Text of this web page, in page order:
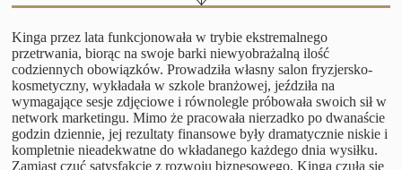
Kinga przez lata funkcjonowała w trybie ekstremalnego
przetrwania, biorąc na swoje barki niewyobrażalną ilość
codziennych obowiązków. Prowadziła własny salon fryzjersko-
kosmetyczny, wykładała w szkole branżowej, jeździła na
wymagające sesje zdjęciowe i równolegle próbowała swoich sił w
network marketingu. Mimo że pracowała nierzadko po dwanaście
godzin dziennie, jej rezultaty finansowe były dramatycznie niskie i
kompletnie nieadekwatne do wkładanego każdego dnia wysiłku.
Zamiast czuć satysfakcję z rozwoju biznesowego, Kinga czuła się